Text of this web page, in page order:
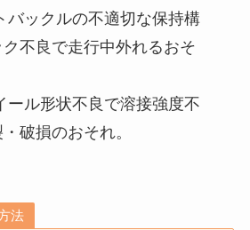
ックルの不適切な保持構
不良で走行中外れるおそ
ル形状不良で溶接強度不
破損のおそれ。
法